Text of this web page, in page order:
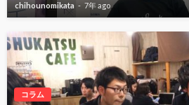
chihounomikata 7年 ago
コラム